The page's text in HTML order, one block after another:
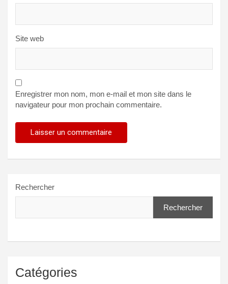
Site web
Enregistrer mon nom, mon e-mail et mon site dans le
navigateur pour mon prochain commentaire.
Rechercher
Rechercher
Catégories